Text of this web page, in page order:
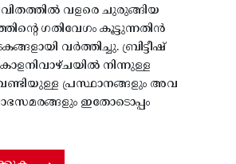
വളരെ ചുരുങ്ങിയ
ഗതിവേഗം കൂട്ടുന്നതിൻ
വർത്തിച്ചു. ബ്രിട്ടീഷ്
കോളനിവാഴ്ചയിൽ നിന്നുള്ള
പ്രസ്ഥാനങ്ങളും അവ
ഇതോടൊപ്പം